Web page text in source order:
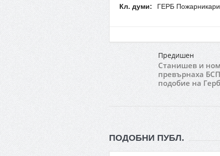
Кл. думи: ГЕРБ Пожарникари
Предишен
Станишев и
превърнаха
подобие на Герб
ПОДОБНИ ПУБЛ.